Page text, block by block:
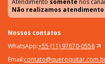
Não realizamos
Nossos contatos
WhatsApp:+55 (11) 97670-0558
Email: